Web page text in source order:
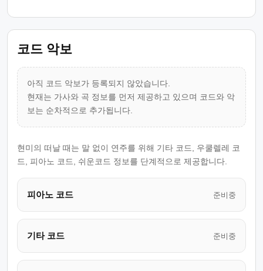
코드 악보
아직 코드 악보가 등록되지 않았습니다.
현재는 가사와 곡 정보를 먼저 제공하고 있으며 코드와 악
보는 순차적으로 추가됩니다.
현미의 떠날 때는 말 없이 연주를 위해 기타 코드, 우쿨렐레 코
드, 피아노 코드, 쉬운코드 정보를 단계적으로 제공합니다.
피아노 코드 준비중
기타 코드 준비중